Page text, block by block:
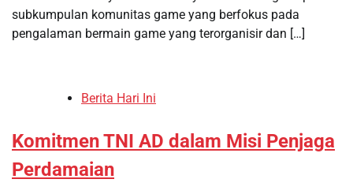
subkumpulan komunitas game yang berfokus pada
pengalaman bermain game yang terorganisir dan […]
Berita Hari Ini
Komitmen TNI AD dalam Misi Penjaga
Perdamaian